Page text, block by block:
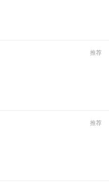
推荐
推荐